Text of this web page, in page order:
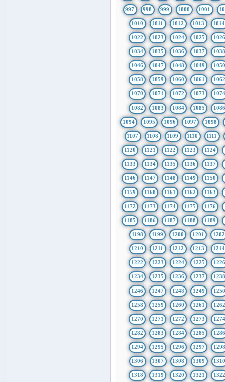
997 998 999 1000 1001
1010 1011 1012 1013 1014
1022 1023 1024 1025 1026
1034 1035 1036 1037 1038
1046 1047 1048 1049 1050
1058 1059 1060 1061 1062
1070 1071 1072 1073 1074
1082 1083 1084 1085 1086
1094 1095 1096 1097 1098
1107 1108 1109 1110 1111
1120 1121 1122 1123 1124
1133 1134 1135 1136 1137
1146 1147 1148 1149 1150
1159 1160 1161 1162 1163
1172 1173 1174 1175 1176
1185 1186 1187 1188 1189
1198 1199 1200 1201 1202
1210 1211 1212 1213 1214
1222 1223 1224 1225 1226
1234 1235 1236 1237 1238
1246 1247 1248 1249 1250
1258 1259 1260 1261 1262
1270 1271 1272 1273 1274
1282 1283 1284 1285 1286
1294 1295 1296 1297 1298
1306 1307 1308 1309
1318 1319 1320 1321 1322